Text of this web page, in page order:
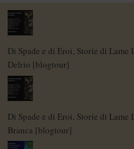
Di Spade e di Eroi, Storie di Lame
Delrio [blogtour]
Di Spade e di Eroi, Storie di Lame
Branca [blogtour]